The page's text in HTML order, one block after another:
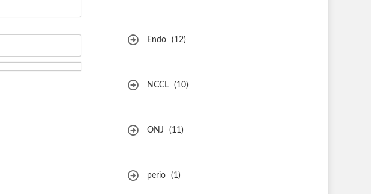
Endo (12)
NCCL (10)
ONJ (11)
perio (1)